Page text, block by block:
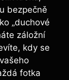
bezpečně​
„duchové
záložní
kdy se
fotka